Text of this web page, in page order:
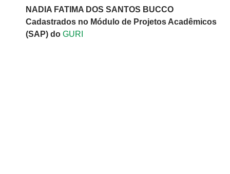
NADIA FATIMA DOS SANTOS BUCCO
Cadastrados no Módulo de Projetos Acadêmicos
(SAP) do GURI